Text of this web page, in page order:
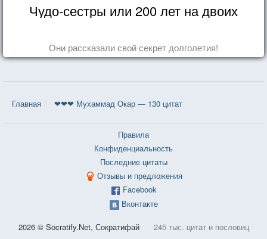
Чудо-сестры или 200 лет на двоих
Они рассказали свой секрет долголетия!
Главная ❤❤❤ Мухаммад Окар — 130 цитат
Правила
Конфиденциальность
Последние цитаты
Отзывы и предложения
Facebook
Вконтакте
2026 © Socratify.Net, Сократифай 245 тыс. цитат и пословиц